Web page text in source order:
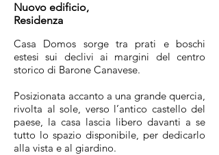
Nuovo edificio,
Residenza
Casa Domos sorge tra prati e boschi
estesi sui declivi ai margini del centro
storico di Barone Canavese.
Posizionata accanto a una grande quercia,
rivolta al sole, verso l’antico castello del
paese, la casa lascia libero davanti a se
tutto lo spazio disponibile, per dedicarlo
alla vista e al giardino.